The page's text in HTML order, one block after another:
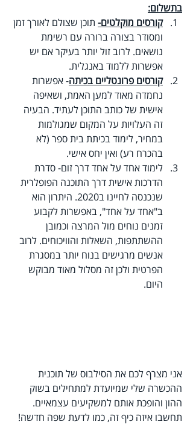
בתשלום:
קורסים מוקלטים- תוכן שצולם לאורך זמן
ומסודר בצורה ברורה עם רשימת
נושאים. לרוב זול יותר בעיקר אם יש
אפשרות ללמוד באנגלית.
קורסים פרונטליים בכיתה- אפשרות
נחמדה מאוד למען האמת, ושאיפה
אישית של כותב התוכן לעתיד. הבעיה
זה העלויות על המקום שמגולמות
במחיר, לימוד בכיתת בית ספר (לא
בהכרח רע) ואין יחס אישי.
לימוד אחד על אחד דרך זום- סדרת
הדרכות אישית דרך התוכנה הפופלרית
שנכנסה לחיינו ב2020. היתרון הוא
ב"אחד על אחד", באפשרות לקבוע
זמנים נוחים מול המרצה וכמובן
ההשתתפות, השאלות והוויכוחים. לרוב
אנשים מרגישים בנוח יותר במסגרת
הפרטית ולכן זה מסלול מאוד מבוקש
היום.
אני מצרף לכם את הסילבוס של תוכנית
ההכשרה שלי שמיועדת למתחילים בשוק
ההון והופכת אותם למשקיעים עצמאיים.
תחשבו איזה כיף זה, כמו לדעת שפה חדשה!